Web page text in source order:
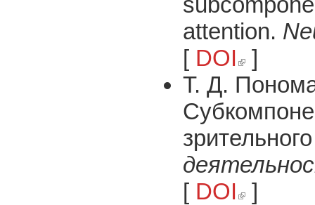
attention.
[ DOI (link is external)
]
Т. Д.
[ DOI (link is external)
]